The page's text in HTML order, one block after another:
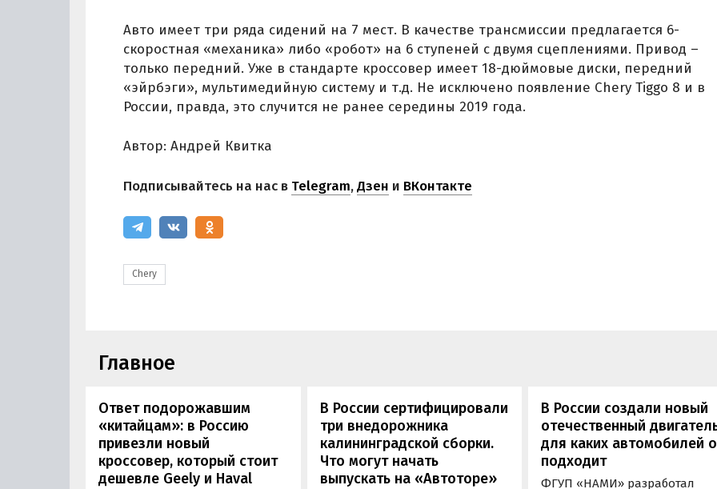
Авто имеет три ряда сидений на 7 мест. В качестве трансмиссии предлагается 6-
скоростная «механика» либо «робот» на 6 ступеней с двумя сцеплениями. Привод –
только передний. Уже в стандарте кроссовер имеет 18-дюймовые диски, передний
«эйрбэги», мультимедийную систему и т.д. Не исключено появление Chery Tiggo 8 и в
России, правда, это случится не ранее середины 2019 года.
Автор: Андрей Квитка
Подписывайтесь на нас в Telegram,Дзен и ВКонтакте
Chery
Главное
Ответ подорожавшим
«китайцам»: в Россию
привезли новый
кроссовер, который стоит
дешевле Geely и Haval
В России сертифицировали
три внедорожника
калининградской сборки.
Что могут начать
выпускать на «Автоторе»
В России создали новый
отечественный
для каких автомобилей
подходит
ФГУП «НАМИ» разработал